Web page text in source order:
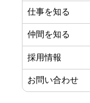
仕事を知る
仲間を知る
採用情報
お問い合わせ